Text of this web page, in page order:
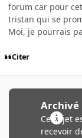
forum car pour
tristan qui se
Moi, je pourrais
Citer
Archivé
Ce sujet
recevoir